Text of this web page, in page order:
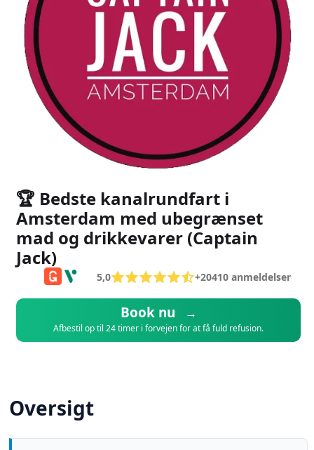
🏆 Bedste kanalrundfart i
Amsterdam med ubegrænset
mad og drikkevarer (Captain
Jack)
5,0 +20410anmeldelser
Book nu →
Afbestil op til 24 timer i forvejen for at få fuld refusion.
Oversigt